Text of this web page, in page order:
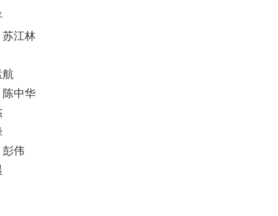
苏江林
航
陈中华
彭伟